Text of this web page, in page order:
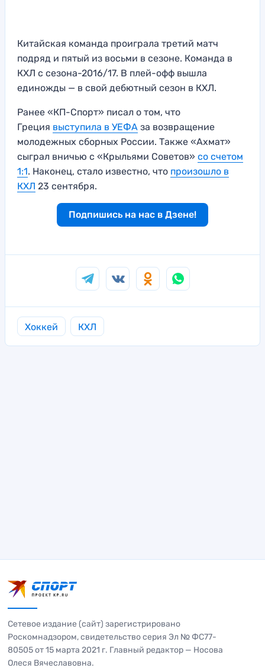
Китайская команда проиграла третий матч
подряд и пятый из восьми в сезоне. Команда в
КХЛ с сезона-2016/17. В плей-офф вышла
единожды — в свой дебютный сезон в КХЛ.
Ранее «КП-Спорт» писал о том, что
Греция выступила в УЕФА за возвращение
молодежных сборных России. Также «Ахмат»
сыграл вничью с «Крыльями Советов» со счетом
1:1. Наконец, стало известно, что произошло в
КХЛ 23 сентября.
Подпишись на нас в Дзене!
Хоккей КХЛ
Сетевое издание (сайт) зарегистрировано
Роскомнадзором, свидетельство серия Эл № ФС77-
80505 от 15 марта 2021 г. Главный редактор — Носова
Олеся Вячеславовна.